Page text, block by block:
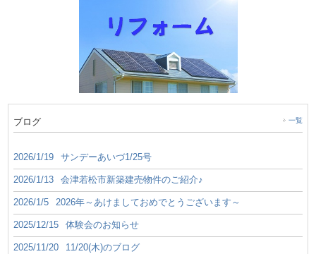
ブログ 一覧
2026/1/19 サンデーあいづ1/25号
2026/1/13 会津若松市新築建売物件のご紹介♪
2026/1/5 2026年～あけましておめでとうございます～
2025/12/15 体験会のお知らせ
2025/11/20 11/20(木)のブログ